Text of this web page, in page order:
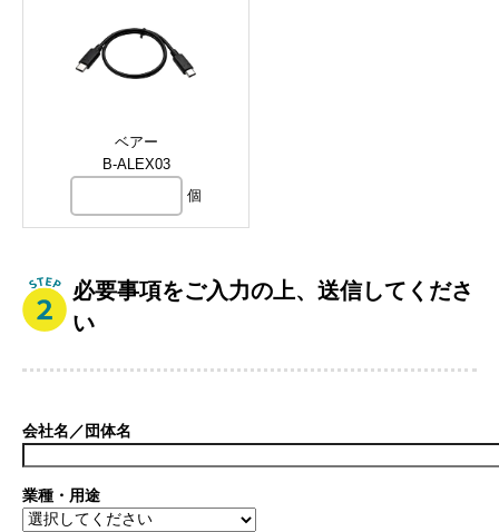
ベアー
B-ALEX03
個
必要事項をご入力の上、送信してくださ
い
会社名／団体名
業種・用途